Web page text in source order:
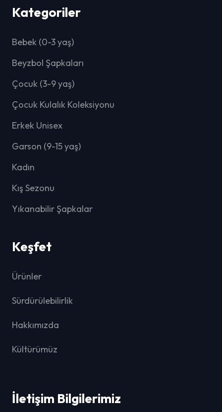
Kategoriler
Bebek (0-3 yaş)
Beyzbol Şapkaları
Çocuk (3-9 yaş)
Çocuk Kulalık Koleksiyonu
Erkek Unisex
Garson (9-15 yaş)
Kadın
Kış Sezonu
Yıkanabilir Şapkalar
Keşfet
Ürünler
Sürdürülebilirlik
Hakkımızda
Kültürümüz
İletişim Bilgilerimiz